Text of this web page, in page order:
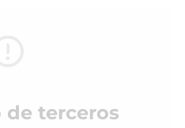
terceros